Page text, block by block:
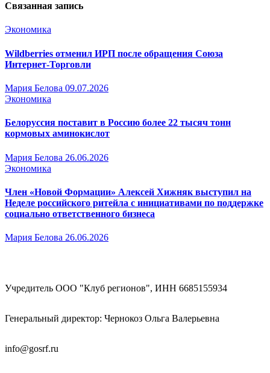
Связанная запись
Экономика
Wildberries отменил ИРП после обращения Союза
Интернет-Торговли
Мария Белова 09.07.2026
Экономика
Белоруссия поставит в Россию более 22 тысяч тонн
кормовых аминокислот
Мария Белова 26.06.2026
Экономика
Член «Новой Формации» Алексей Хижняк выступил на
Неделе российского ритейла с инициативами по поддержке
социально ответственного бизнеса
Мария Белова 26.06.2026
Учредитель ООО "Клуб регионов", ИНН 6685155934
Генеральный директор: Чернокоз Ольга Валерьевна
info@gosrf.ru